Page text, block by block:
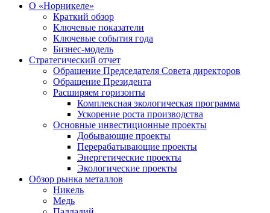
О «Норникеле»
Краткий обзор
Ключевые показатели
Ключевые события года
Бизнес-модель
Стратегический отчет
Обращение Председателя Совета директоров
Обращение Президента
Расширяем горизонты
Комплексная экологическая программа
Ускорение роста производства
Основные инвестиционные проекты
Добывающие проекты
Перерабатывающие проекты
Энергетические проекты
Экологические проекты
Обзор рынка металлов
Никель
Медь